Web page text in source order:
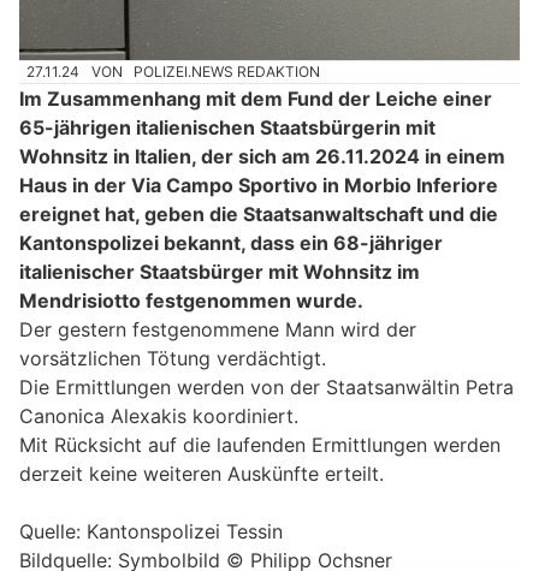
27.11.24 VON POLIZEI.NEWS REDAKTION
Im Zusammenhang mit dem Fund der Leiche einer
65-jährigen italienischen Staatsbürgerin mit
Wohnsitz in Italien, der sich am 26.11.2024 in einem
Haus in der Via Campo Sportivo in Morbio Inferiore
ereignet hat, geben die Staatsanwaltschaft und die
Kantonspolizei bekannt, dass ein 68-jähriger
italienischer Staatsbürger mit Wohnsitz im
Mendrisiotto festgenommen wurde.
Der gestern festgenommene Mann wird der
vorsätzlichen Tötung verdächtigt.
Die Ermittlungen werden von der Staatsanwältin Petra
Canonica Alexakis koordiniert.
Mit Rücksicht auf die laufenden Ermittlungen werden
derzeit keine weiteren Auskünfte erteilt.
Quelle: Kantonspolizei Tessin
Bildquelle: Symbolbild © Philipp Ochsner